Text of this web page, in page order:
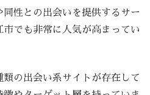
性との出会いを提供するサー
でも非常に人気が高まってい
の出会い系サイトが存在して